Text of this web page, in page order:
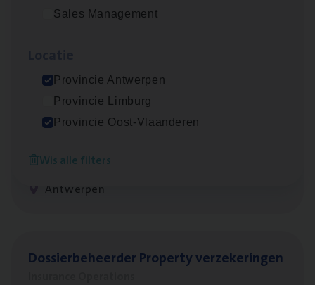
Sales Management
Provincie Antwerpen
Provincie Limburg
Provincie Oost-Vlaanderen
Wis alle filters
Busi­ness Analyst
Dos­sier­be­heer­der ver­ze­ke­rin­gen — Soci­al
Insurance Operations
Antwerpen
Dos­sier­be­heer­der Pro­per­ty verzekeringen